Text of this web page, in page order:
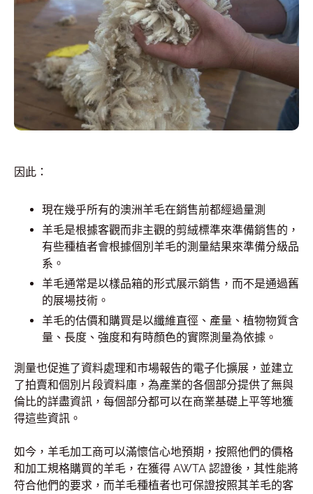
因此：
現在幾乎所有的澳洲羊毛在銷售前都經過量測
羊毛是根據客觀而非主觀的剪絨標準來準備銷售的，
有些種植者會根據個別羊毛的測量結果來準備分級品
系。
羊毛通常是以樣品箱的形式展示銷售，而不是通過舊
的展場技術。
羊毛的估價和購買是以纖維直徑、產量、植物物質含
量、長度、強度和有時顏色的實際測量為依據。
測量也促進了資料處理和市場報告的電子化擴展，並建立
了拍賣和個別片段資料庫，為產業的各個部分提供了無與
倫比的詳盡資訊，每個部分都可以在商業基礎上平等地獲
得這些資訊。
如今，羊毛加工商可以滿懷信心地預期，按照他們的價格
和加工規格購買的羊毛，在獲得 AWTA 認證後，其性能將
符合他們的要求，而羊毛種植者也可保證按照其羊毛的客